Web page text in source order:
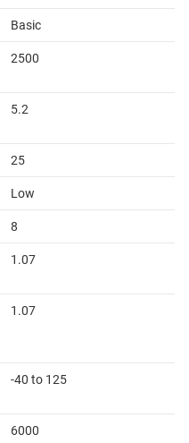
Basic
2500
5.2
25
Low
8
1.07
1.07
-40 to 125
6000